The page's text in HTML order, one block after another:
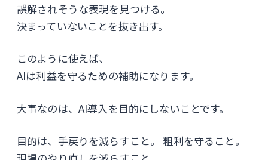
誤解されそうな表現を見つける。
決まっていないことを抜き出す。
このように使えば、
AIは利益を守るための補助になります。
大事なのは、AI導入を目的にしないことです。
目的は、手戻りを減らすこと。 粗利を守ること。